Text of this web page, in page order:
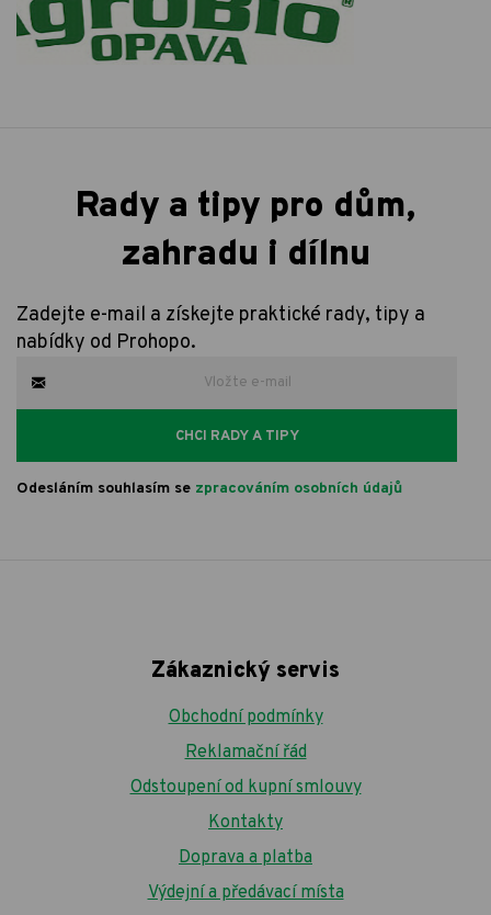
Rady a tipy pro dům,
zahradu i dílnu
Zadejte e-mail a získejte praktické rady, tipy a
nabídky od Prohopo.
CHCI RADY A TIPY
Odesláním souhlasím se zpracováním osobních údajů
Zákaznický servis
Obchodní podmínky
Reklamační řád
Odstoupení od kupní smlouvy
Kontakty
Doprava a platba
Výdejní a předávací místa